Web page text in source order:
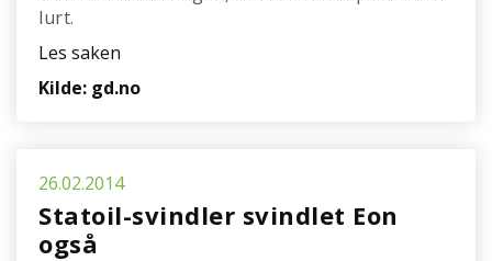
lurt.
Les saken
Kilde: gd.no
26.02.2014
Statoil-svindler svindlet Eon
også